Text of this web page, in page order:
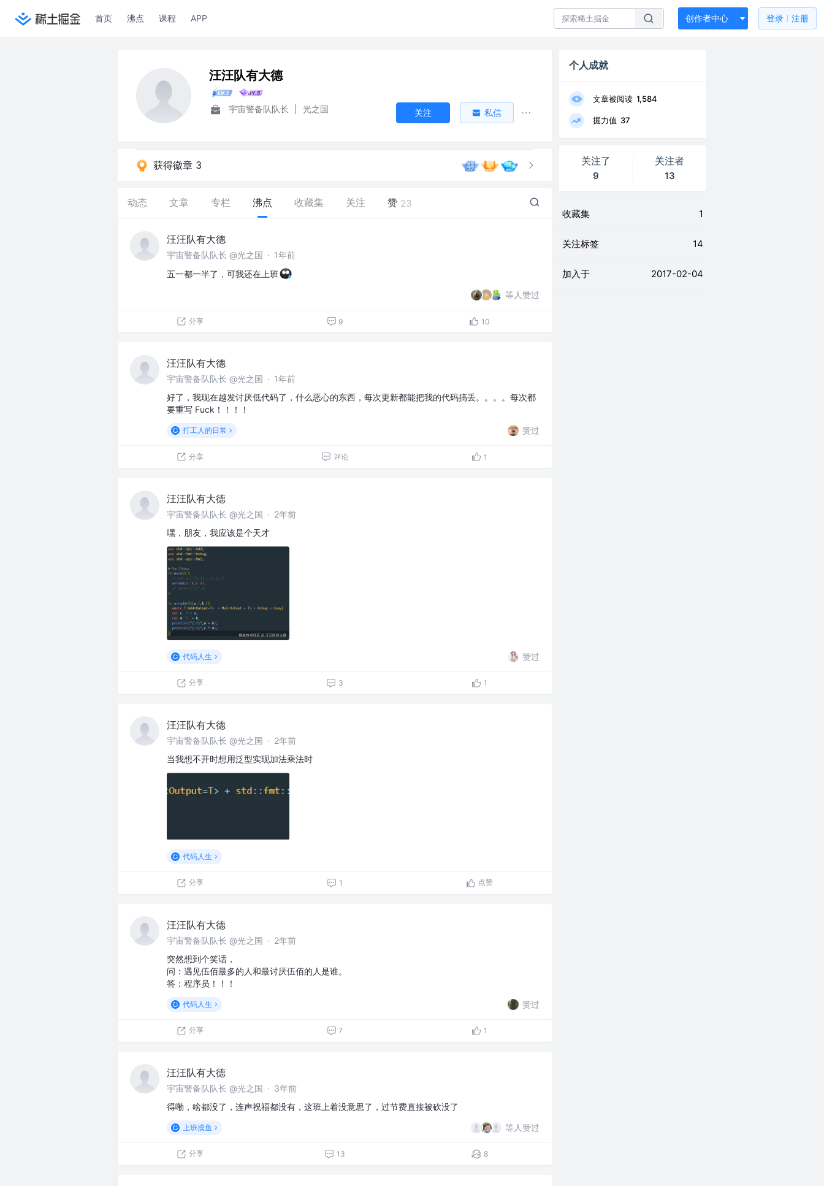
首页 沸点 课程 APP 创作者中心 登录 注册
汪汪队有大德
宇宙警备队队长 光之国 关注 私信
获得徽章 3
动态 文章 专栏 沸点 收藏集 关注 赞 23
汪汪队有大德
宇宙警备队队长 @光之国 · 1年前
五一都一半了，可我还在上班
等人赞过
分享 9 10
汪汪队有大德
宇宙警备队队长 @光之国 · 1年前
好了，我现在越发讨厌低代码了，什么恶心的东西，每次更新都能把我的代码搞丢。。。。每次都
要重写 Fuck！！！！
打工人的日常 赞过
分享 评论 1
汪汪队有大德
宇宙警备队队长 @光之国 · 2年前
嘿，朋友，我应该是个天才
代码人生 赞过
分享 3 1
汪汪队有大德
宇宙警备队队长 @光之国 · 2年前
当我想不开时想用泛型实现加法乘法时
代码人生
分享 1 点赞
汪汪队有大德
宇宙警备队队长 @光之国 · 2年前
突然想到个笑话，
问：遇见伍佰最多的人和最讨厌伍佰的人是谁。
答：程序员！！！
代码人生 赞过
分享 7 1
汪汪队有大德
宇宙警备队队长 @光之国 · 3年前
得嘞，啥都没了，连声祝福都没有，这班上着没意思了，过节费直接被砍没了
上班摸鱼 等人赞过
分享 13 8
个人成就
文章被阅读 1,584
掘力值 37
关注了
9
关注者
13
收藏集 1
关注标签 14
加入于 2017-02-04